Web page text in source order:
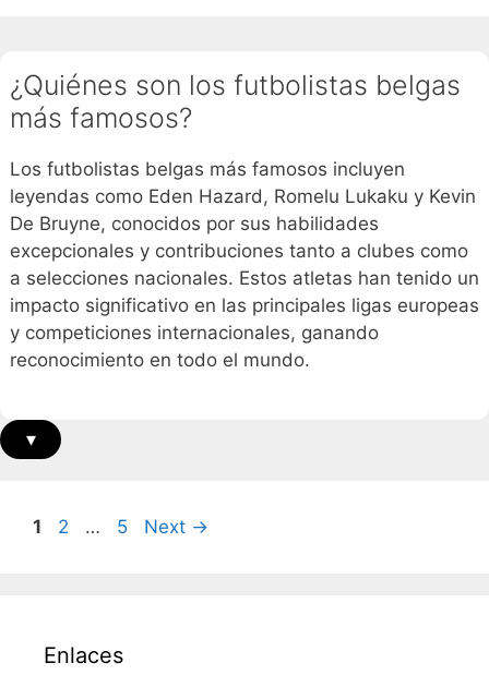
¿Quiénes son los futbolistas belgas
más famosos?
Los futbolistas belgas más famosos incluyen
leyendas como Eden Hazard, Romelu Lukaku y Kevin
De Bruyne, conocidos por sus habilidades
excepcionales y contribuciones tanto a clubes como
a selecciones nacionales. Estos atletas han tenido un
impacto significativo en las principales ligas europeas
y competiciones internacionales, ganando
reconocimiento en todo el mundo.
▾
Page
1 Page
2 … Page
5 Next →
Enlaces